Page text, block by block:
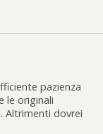
pazienza
le originali
Altrimenti dovrei